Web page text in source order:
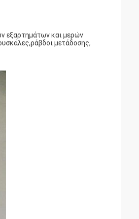
εξαρτημάτων και μερών
μετάδοσης,